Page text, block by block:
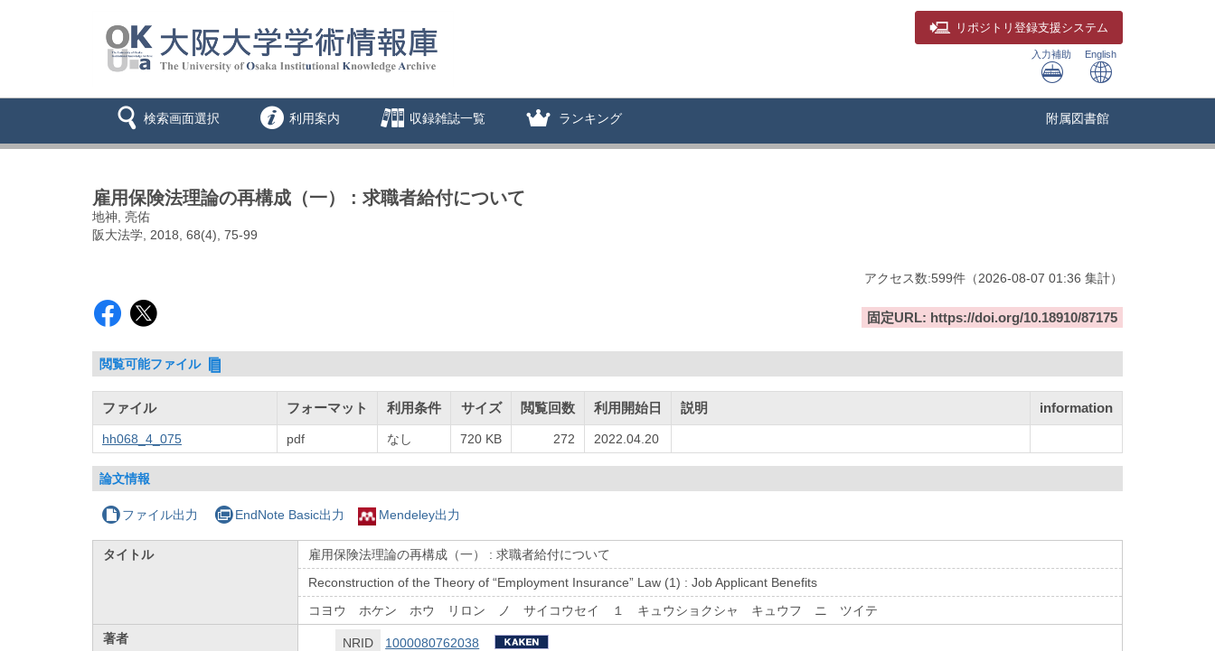
リポジトリ 登録支援システム
入力補助 English
検索画面選択 利用案内 収録雑誌一覧 ランキング 附属図書館
雇用保険法理論の再構成（一） : 求職者給付について
地神, 亮佑
阪大法学, 2018, 68(4), 75-99
アクセス数:599件 （2026-08-07 01:36 集計）
固定URL: https://doi.org/10.18910/87175
閲覧可能ファイル
ファイル フォーマット 利用条件 サイズ 閲覧回数 利用開始日 説明 information
hh068_4_075 pdf なし 720 KB 272 2022.04.20
論文情報
ファイル出力 EndNote Basic出力 Mendeley出力
タイトル
雇用保険法理論の再構成（一） : 求職者給付について
Reconstruction of the Theory of “Employment Insurance” Law (1) : Job Applicant Benefits
コヨウ ホケン ホウ リロン ノ サイコウセイ １ キュウショクシャ キュウフ ニ ツイテ
著者
NRID
1000080762038